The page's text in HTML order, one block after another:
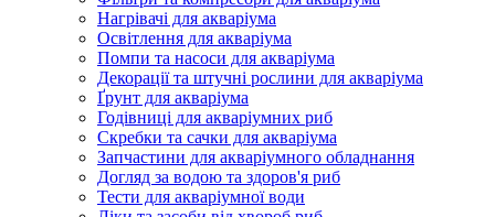
Нагрівачі для акваріума
Освітлення для акваріума
Помпи та насоси для акваріума
Декорації та штучні рослини для акваріума
Ґрунт для акваріума
Годівниці для акваріумних риб
Скребки та сачки для акваріума
Запчастини для акваріумного обладнання
Догляд за водою та здоров'я риб
Тести для акваріумної води